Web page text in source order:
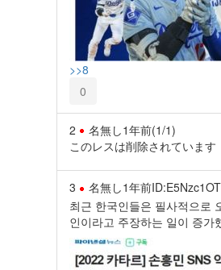
>>8
0
2 名無し1年前(1/1)
このレスは削除されています
3 名無し1年前
최근 한국인들은 필사적으로
인이라고 주장하는 일이 증가